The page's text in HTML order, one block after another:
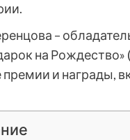
–
на Рождество»
и награды,